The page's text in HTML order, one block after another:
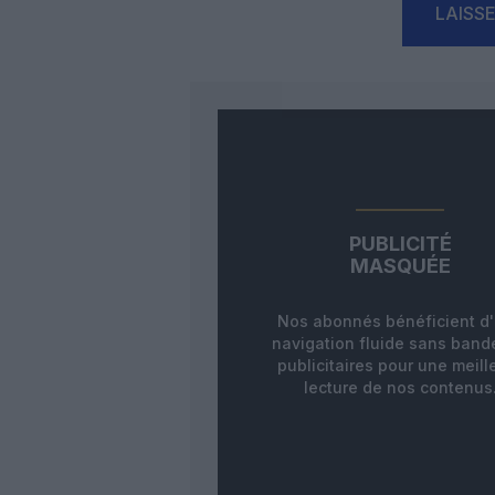
PUBLICITÉ
MASQUÉE
Nos abonnés bénéficient
navigation fluide sans
publicitaires pour une
lecture de nos contenus.